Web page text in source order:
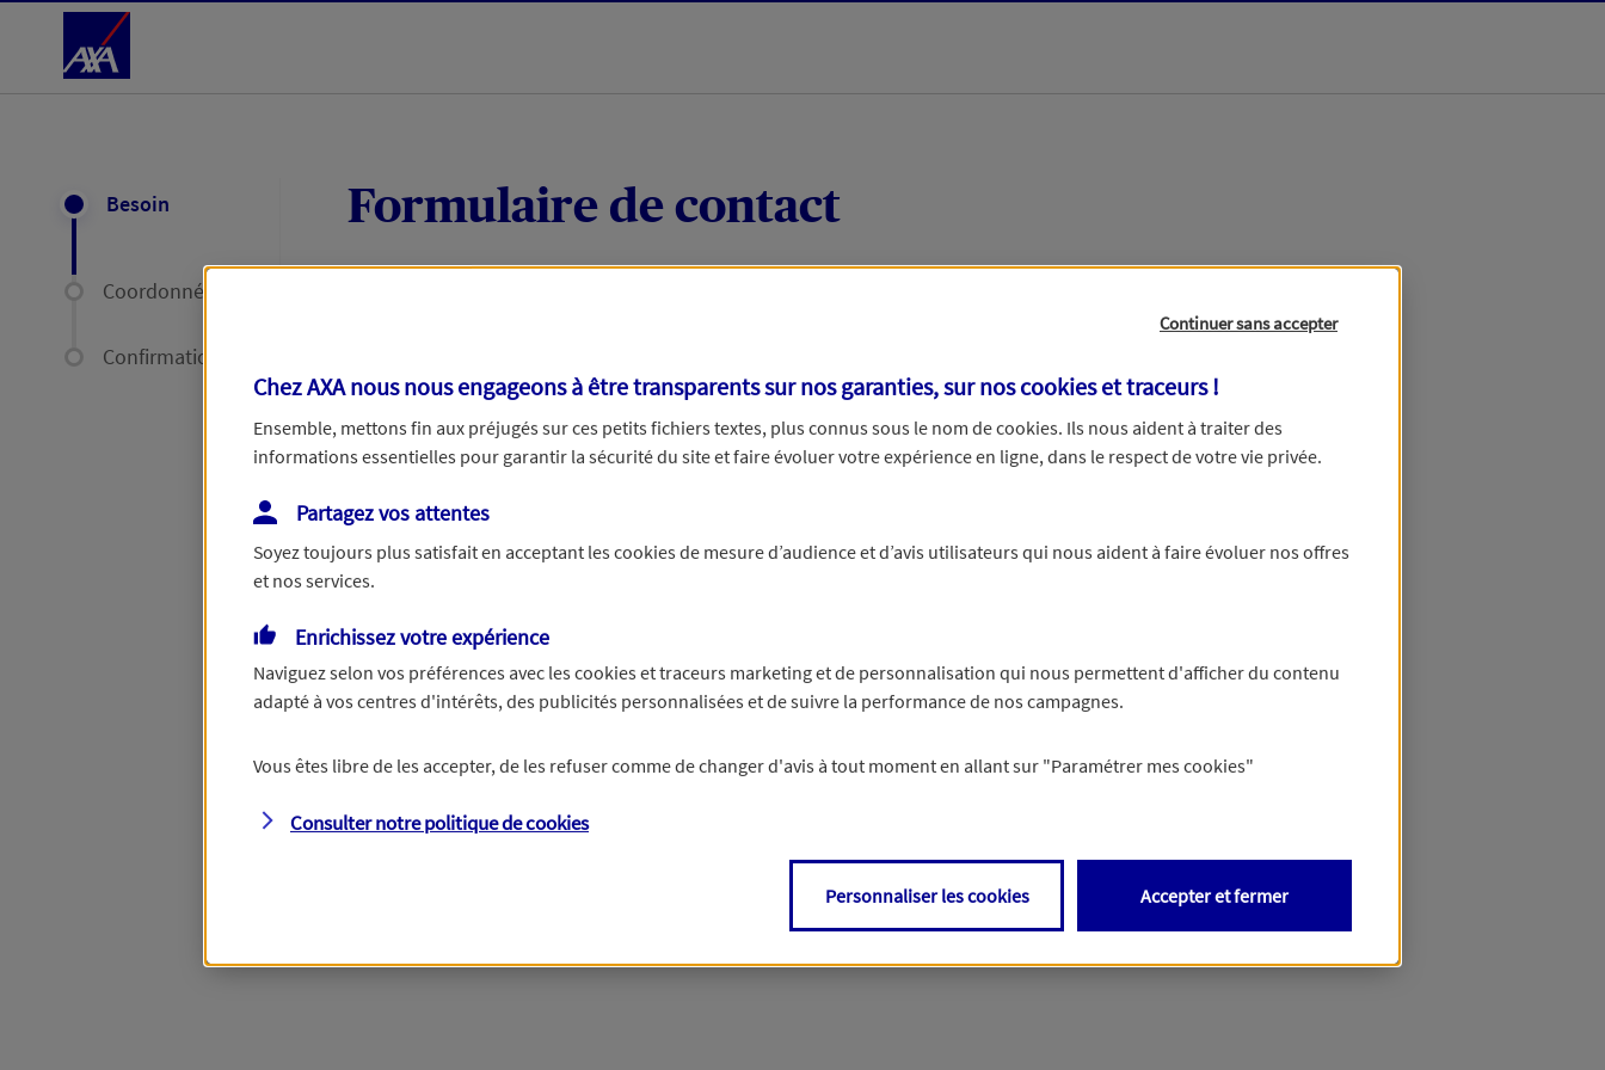
Accéder au Contenu
Besoin
Coordonnées
Confirmation
Formulaire de contact
Votre message :
Vous disposez de droits sur les informations vous concernant. Pour plus d’informations,
Continuer sans accepter
Chez AXA nous nous engageons à être transparents sur nos garanties, sur noscookies et traceurs!
Ensemble, mettons fin aux préjugés sur ces petits fichiers textes, plus connus sous le nom decookies. Ils nous aident à traiter des
informations essentielles pour garantir la sécurité du site et faire évoluer votre expérience en ligne, dans le respect de votre vie privée.
Partagez vos attentes
Soyez toujours plus satisfait en acceptant les cookies de mesure d’audience et d’avis utilisateurs qui nous aident à faire évoluer nos offres
et nos services.
Enrichissez votre expérience
Naviguez selon vos préférences avec les cookies et traceurs marketing et de personnalisation qui nous permettent d'afficher du contenu
adapté à vos centres d'intérêts, des publicités personnalisées et de suivre la performance de nos campagnes.
Vous êtes libre de les accepter, de les refuser comme de changer d'avis à tout moment en allant sur "Paramétrer mes cookies"
Consulter notre politique decookies
Personnaliser les cookies Accepter et fermer